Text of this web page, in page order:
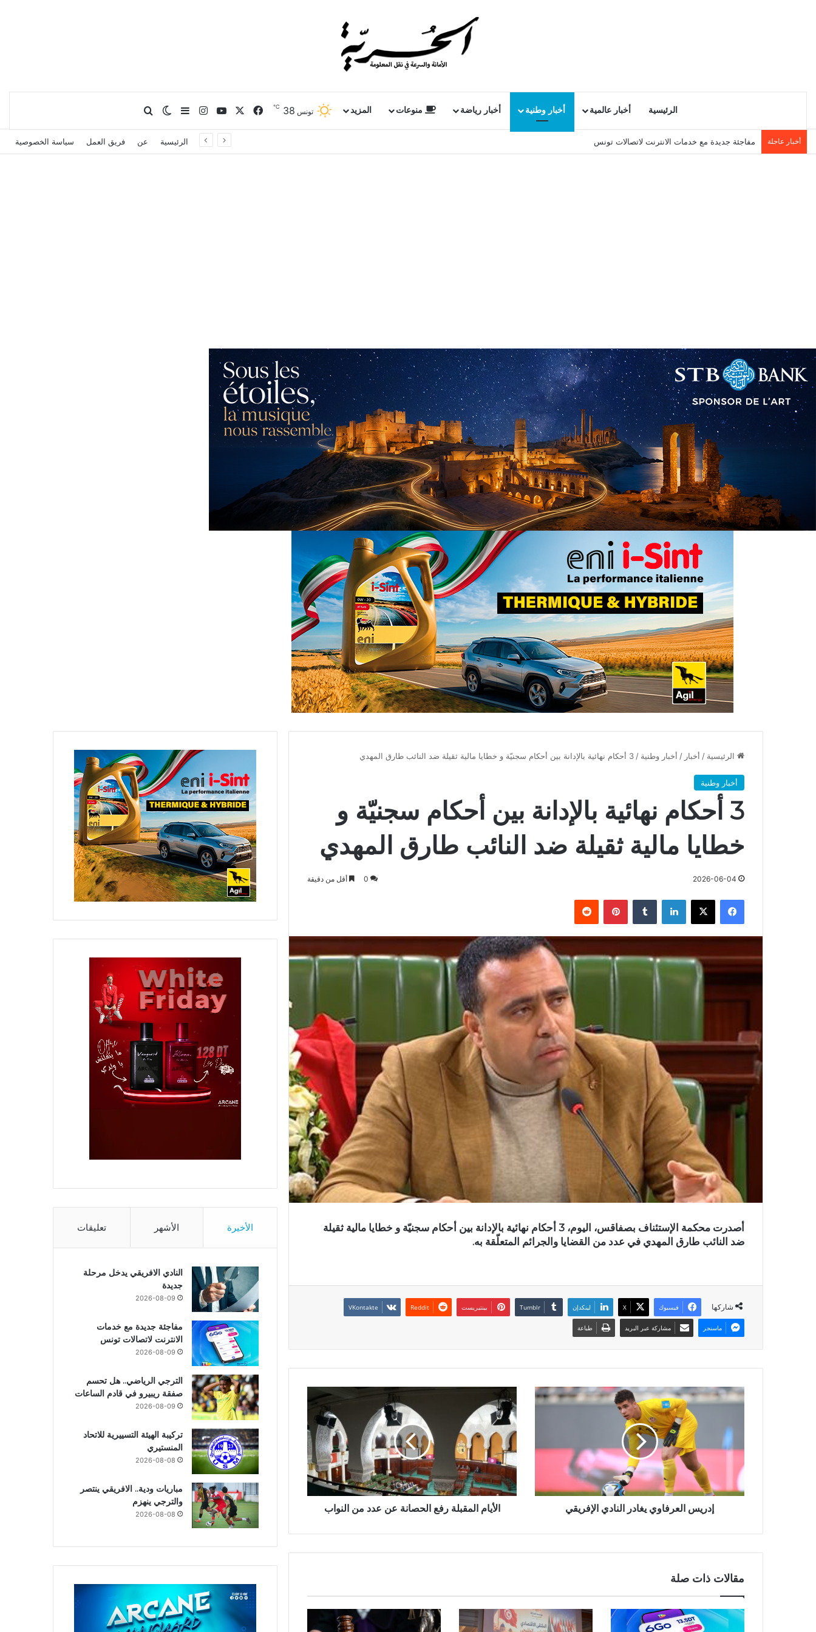
الرئيسية أخبار عالمية أخبار وطنية أخبار رياضة منوعات المزيد تونس 38
℃ فيسبوك يوتيوبانستقرامإضافة عمود جانبي
الوضع المظلم
بحث عن
أخبار عاجلة مفاجئة جديدة مع خدمات الانترنت لاتصالات تونس الرئيسية عن فريق العمل سياسة الخصوصية
الرئيسية / أخبار / أخبار وطنية / 3 أحكام نهائية بالإدانة بين أحكام سجنيّة و خطايا مالية ثقيلة ضد النائب طارق المهدي
أخبار وطنية
3 أحكام نهائية بالإدانة بين أحكام سجنيّة و
خطايا مالية ثقيلة ضد النائب طارق المهدي
2026-06-04
0 أقل من دقيقة
فيسبوك X لينكدإن بينتيريست
أصدرت محكمة الإستئناف بصفاقس، اليوم، 3 أحكام نهائية بالإدانة بين أحكام سجنيّة و خطايا مالية ثقيلة
ضد النائب طارق المهدي في عدد من القضايا والجرائم المتعلّقة به.
شاركها فيسبوك X لينكدإن بينتيريست
ماسنجر مشاركة عبر البريد طباعة
إدريس العرفاوي يغادر النادي الإفريقي الأيام المقبلة رفع الحصانة عن عدد من النواب
مقالات ذات صلة
الأخيرة الأشهر تعليقات
النادي الافريقي يدخل مرحلة
جديدة
2026-08-09
مفاجئة جديدة مع خدمات
الانترنت لاتصالات تونس
2026-08-09
الترجي الرياضي.. هل تحسم
صفقة ريبيرو في قادم الساعات
2026-08-09
تركيبة الهيئة التسييرية للاتحاد
المنستيري
2026-08-08
مباريات ودية.. الافريقي ينتصر
والترجي ينهزم
2026-08-08